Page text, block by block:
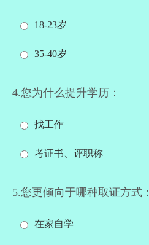
18-23岁
35-40岁
4.您为什么提升学历：
找工作
考证书、评职称
5.您更倾向于哪种取证方式：
在家自学